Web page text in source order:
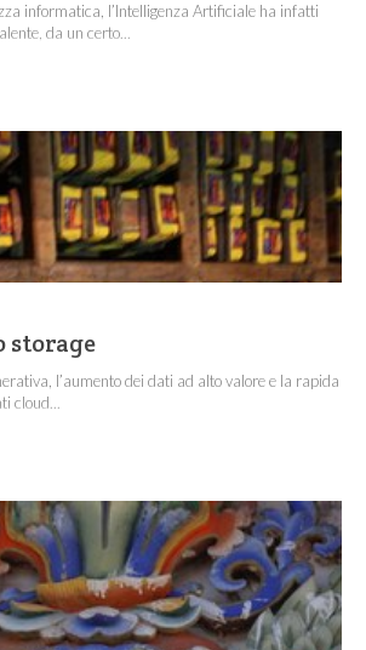
informatica, l’Intelligenza Artificiale ha infatti
da un certo...
storage
l’aumento dei dati ad alto valore e la rapida
cloud...